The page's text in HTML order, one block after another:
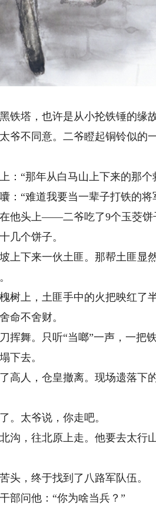
塔，也许是从小抡铁锤的缘故
不同意。二爷瞪起铜铃似的一
“那年从白马山上下来的那个
“难道我要当一辈子打铁的将
头上——二爷吃了9个玉茭饼
几个饼子。
下来一伙土匪。那帮土匪显
上，土匪手中的火把映红了半
不舍财。
舞。只听“当啷”一声，一把铁
下去。
人，仓皇撤离。现场遗落下
太爷说，你走吧。
，往北原上走。他要去太行山
，终于找到了八路军队伍。
问他：“你为啥当兵？”